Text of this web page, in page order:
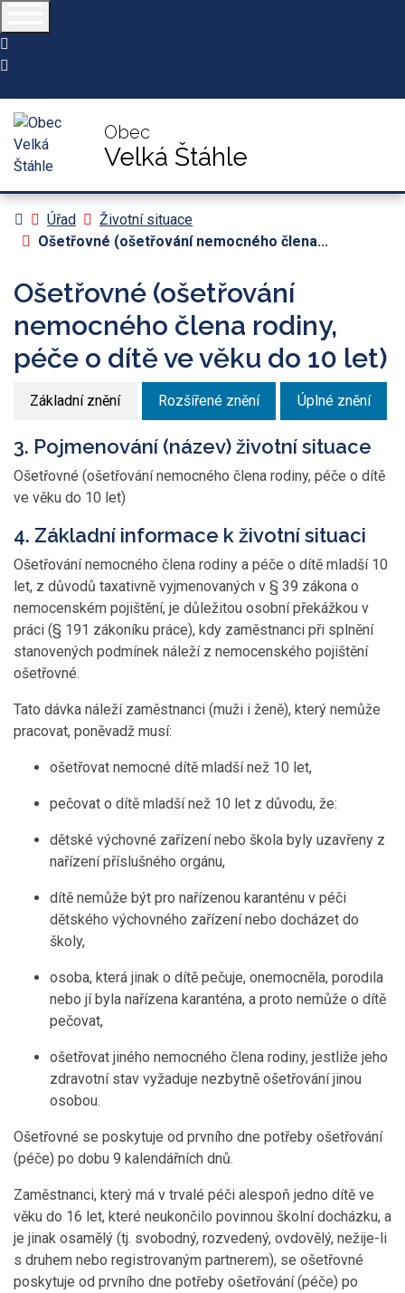
Obec
Velká Štáhle
Úvodní stránka
Úřad
Životní situace
Ošetřovné (ošetřování nemocného člena...
Ošetřovné (ošetřování
nemocného člena rodiny,
péče o dítě ve věku do 10 let)
Základní znění Rozšířené znění Úplné znění
3. Pojmenování (název) životní situace
Ošetřovné (ošetřování nemocného člena rodiny, péče o dítě
ve věku do 10 let)
4. Základní informace k životní situaci
Ošetřování nemocného člena rodiny a péče o dítě mladší 10
let, z důvodů taxativně vyjmenovaných v § 39 zákona o
nemocenském pojištění, je důležitou osobní překážkou v
práci (§ 191 zákoníku práce), kdy zaměstnanci při splnění
stanovených podmínek náleží z nemocenského pojištění
ošetřovné.
Tato dávka náleží zaměstnanci (muži i ženě), který nemůže
pracovat, poněvadž musí:
ošetřovat nemocné dítě mladší než 10 let,
pečovat o dítě mladší než 10 let z důvodu, že:
dětské výchovné zařízení nebo škola byly uzavřeny z
nařízení příslušného orgánu,
dítě nemůže být pro nařízenou karanténu v péči
dětského výchovného zařízení nebo docházet do
školy,
osoba, která jinak o dítě pečuje, onemocněla, porodila
nebo jí byla nařízena karanténa, a proto nemůže o dítě
pečovat,
ošetřovat jiného nemocného člena rodiny, jestliže jeho
zdravotní stav vyžaduje nezbytně ošetřování jinou
osobou.
Ošetřovné se poskytuje od prvního dne potřeby ošetřování
(péče) po dobu 9 kalendářních dnů.
Zaměstnanci, který má v trvalé péči alespoň jedno dítě ve
věku do 16 let, které neukončilo povinnou školní docházku, a
je jinak osamělý (tj. svobodný, rozvedený, ovdovělý, nežije-li
s druhem nebo registrovaným partnerem), se ošetřovné
poskytuje od prvního dne potřeby ošetřování (péče) po